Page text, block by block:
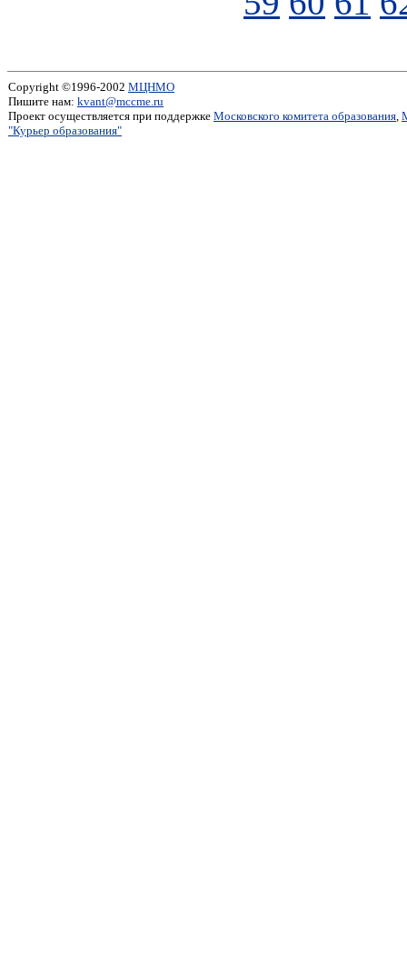
Copyright ©1996-2002 МЦНМО
Пишите нам: kvant@mccme.ru
Проект осуществляется при поддержке Московского комитета образования,
"Курьер образования"